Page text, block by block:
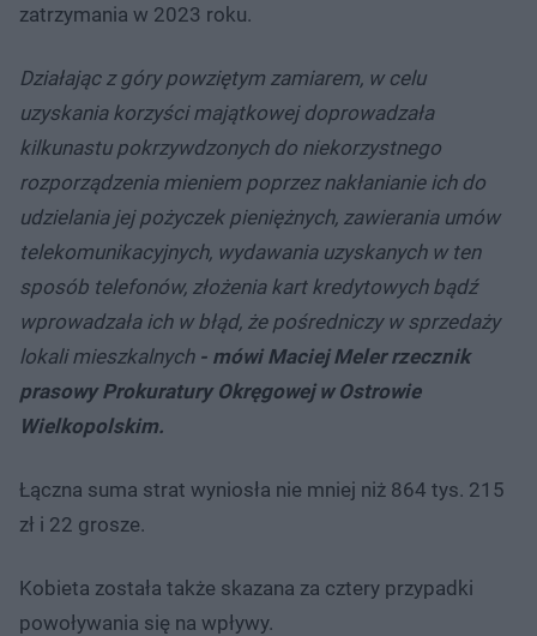
zatrzymania w 2023 roku.
Działając z góry powziętym zamiarem, w celu
uzyskania korzyści majątkowej doprowadzała
kilkunastu pokrzywdzonych do niekorzystnego
rozporządzenia mieniem poprzez nakłanianie ich do
udzielania jej pożyczek pieniężnych, zawierania umów
telekomunikacyjnych, wydawania uzyskanych w ten
sposób telefonów, złożenia kart kredytowych bądź
wprowadzała ich w błąd, że pośredniczy w sprzedaży
lokali mieszkalnych - mówi Maciej Meler rzecznik
prasowy Prokuratury Okręgowej w Ostrowie
Wielkopolskim.
Łączna suma strat wyniosła nie mniej niż 864 tys. 215
zł i 22 grosze.
Kobieta została także skazana za cztery przypadki
powoływania się na wpływy.